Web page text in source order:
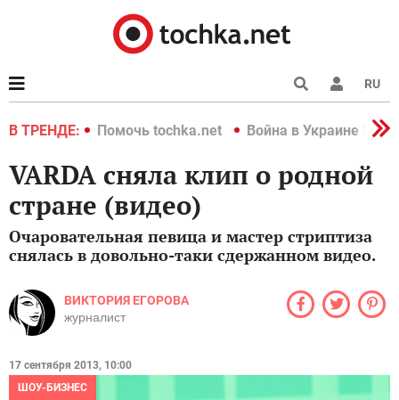
RU
В ТРЕНДЕ:
2022 Помочь tochka.net Война в Украине 2022
VARDA сняла клип о родной
стране (видео)
Очаровательная певица и мастер стриптиза
снялась в довольно-таки сдержанном видео.
ВИКТОРИЯ ЕГОРОВА
журналист
17 сентября 2013, 10:00
ШОУ-БИЗНЕС